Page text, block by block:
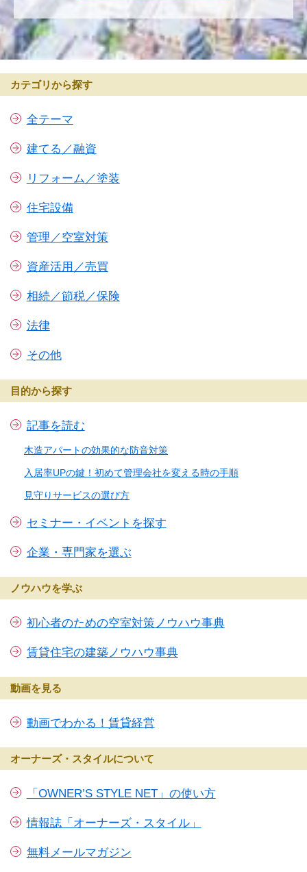
カテゴリから探す
全テーマ
建てる／融資
リフォーム／塗装
住宅設備
管理／空室対策
資産活用／売買
相続／節税／保険
法律
その他
目的から探す
記事を読む
木造アパートの効果的な防音対策
入居率UPの鍵！初めて管理会社を変える時の手順
見守りサービスの選び方
セミナー・イベントを探す
企業・専門家を選ぶ
ノウハウを学ぶ
初心者のための空室対策ノウハウ事典
賃貸住宅の建築ノウハウ事典
動画を見る
動画でわかる！賃貸経営
オーナーズ・スタイルについて
「OWNER’S STYLE NET」の使い方
情報誌「オーナーズ・スタイル」
無料メールマガジン